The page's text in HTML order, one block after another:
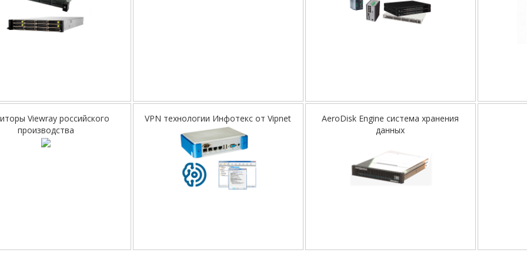
Viewray российского
производства
VPN технологии Инфотекс от Vipnet
AeroDisk Engine cистема хранения
данных